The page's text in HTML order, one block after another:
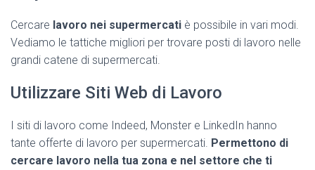
Cercare lavoro nei supermercati è possibile in vari modi.
Vediamo le tattiche migliori per trovare posti di lavoro nelle
grandi catene di supermercati.
Utilizzare Siti Web di Lavoro
I siti di lavoro come Indeed, Monster e LinkedIn hanno
tante offerte di lavoro per supermercati. Permettono di
cercare lavoro nella tua zona e nel settore che ti